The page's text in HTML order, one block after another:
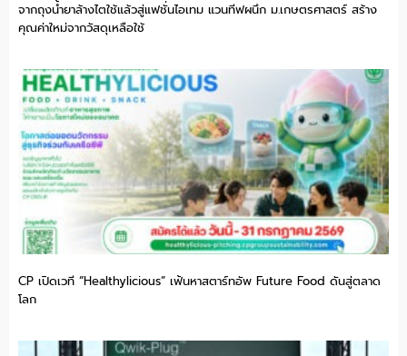
จากถุงน้ำยาล้างไตใช้แล้วสู่แฟชั่นไอเทม แวนทีฟผนึก ม.เกษตรศาสตร์ สร้าง
คุณค่าใหม่จากวัสดุเหลือใช้
CP เปิดเวที “Healthylicious” เฟ้นหาสตาร์ทอัพ Future Food ดันสู่ตลาด
โลก